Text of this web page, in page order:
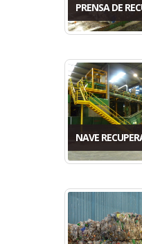
PRENSA DE
NAVE